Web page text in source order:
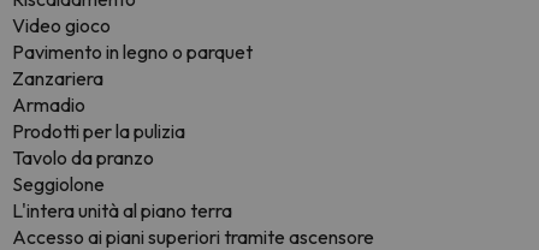
Video gioco
Pavimento in legno o parquet
Zanzariera
Armadio
Prodotti per la pulizia
Tavolo da pranzo
Seggiolone
L'intera unità al piano terra
Accesso ai piani superiori tramite ascensore